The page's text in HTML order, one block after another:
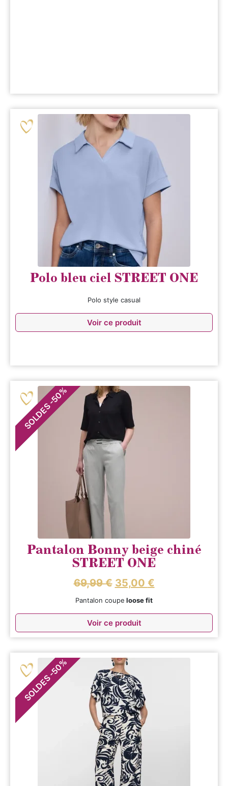
Polo bleu ciel STREET ONE
Polo style casual
Voir ce produit
SOLDES
-
50
%
Pantalon Bonny beige chiné
STREET ONE
69,99€ 35,00 €
Pantalon coupe loose fit
Voir ce produit
SOLDES
-
50
%